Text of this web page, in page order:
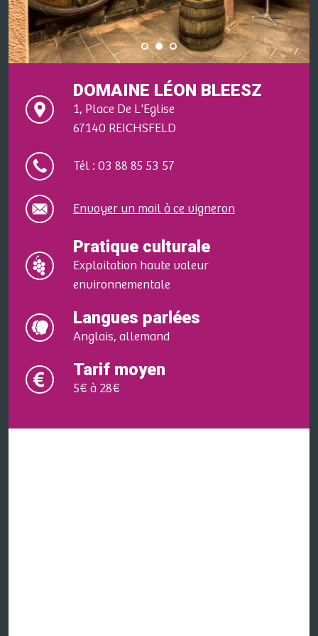
DOMAINE LÉON BLEESZ
1, Place De L'Eglise
67140 REICHSFELD
Tél : 03 88 85 53 57
Envoyer un mail à ce vigneron
Pratique culturale
Exploitation haute valeur
environnementale
Langues parlées
Anglais, allemand
Tarif moyen
5€ à 28€